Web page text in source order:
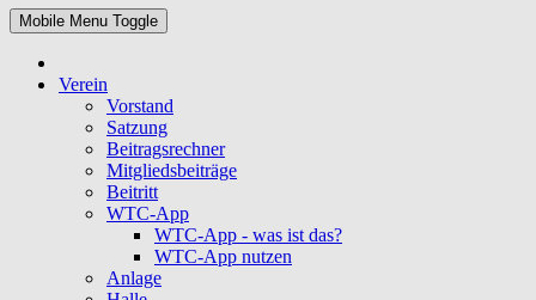
Mobile Menu Toggle
Verein
Vorstand
Satzung
Beitragsrechner
Mitgliedsbeiträge
Beitritt
WTC-App
WTC-App - was ist das?
WTC-App nutzen
Anlage